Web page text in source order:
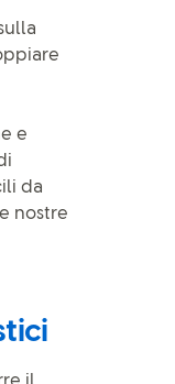
e
da
nostre